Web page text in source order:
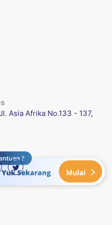
Asia Afrika No.133 - 137,